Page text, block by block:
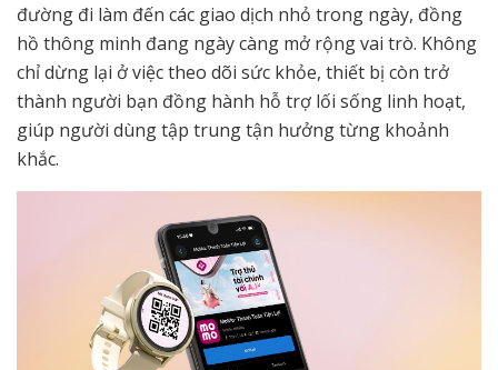
đường đi làm đến các giao dịch nhỏ trong ngày, đồng
hồ thông minh đang ngày càng mở rộng vai trò. Không
chỉ dừng lại ở việc theo dõi sức khỏe, thiết bị còn trở
thành người bạn đồng hành hỗ trợ lối sống linh hoạt,
giúp người dùng tập trung tận hưởng từng khoảnh
khắc.